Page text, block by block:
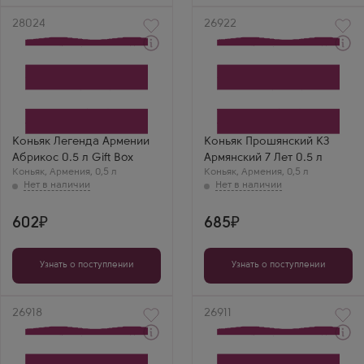
Артикул
28024
Коньяк Легенда Армении
Абрикос 0.5 л Gift Box
Коньяк, Армения, 0,5 л
в подарочной коробке
Выдержка
7 лет
602
Узнать о поступлении
Артикул
26922
Коньяк Прошянский КЗ
Армянский 7 Лет 0.5 л
Коньяк, Армения, 0,5 л
Cognac 7 Years Old
Выдержка
7 лет
685
Узнать о поступлении
Артикул
26918 Артикул
26911